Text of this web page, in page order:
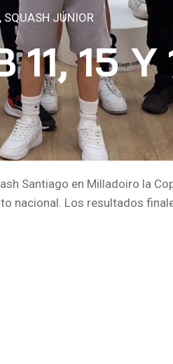
, SQUASH JÚNIOR
11, 15
Santiago en Milladoiro la
nacional. Los resultados